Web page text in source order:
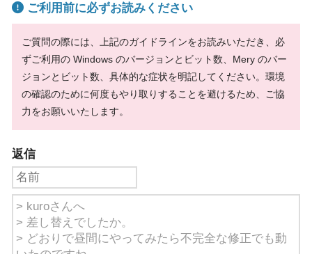
ご利用前に必ずお読みください
ご質問の際には、上記のガイドラインをお読みいただき、必
ずご利用の Windows のバージョンとビット数、Mery のバー
ジョンとビット数、具体的な症状を明記してください。環境
の確認のために何度もやり取りすることを避けるため、ご協
力をお願いいたします。
返信